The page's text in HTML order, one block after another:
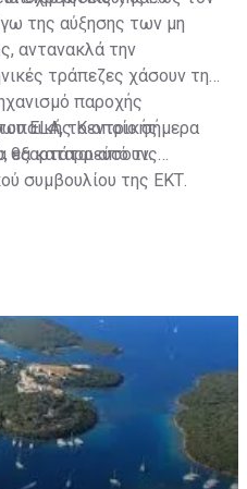
της αύξησης των μη
αντανακλά την
τράπεζες χάσουν την
παροχής
Κεντρικής
θα καταρρεύσουν.
ELA, το οποίο σήμερα
εξαρτάται από τις
συμβουλίου της ΕΚΤ.